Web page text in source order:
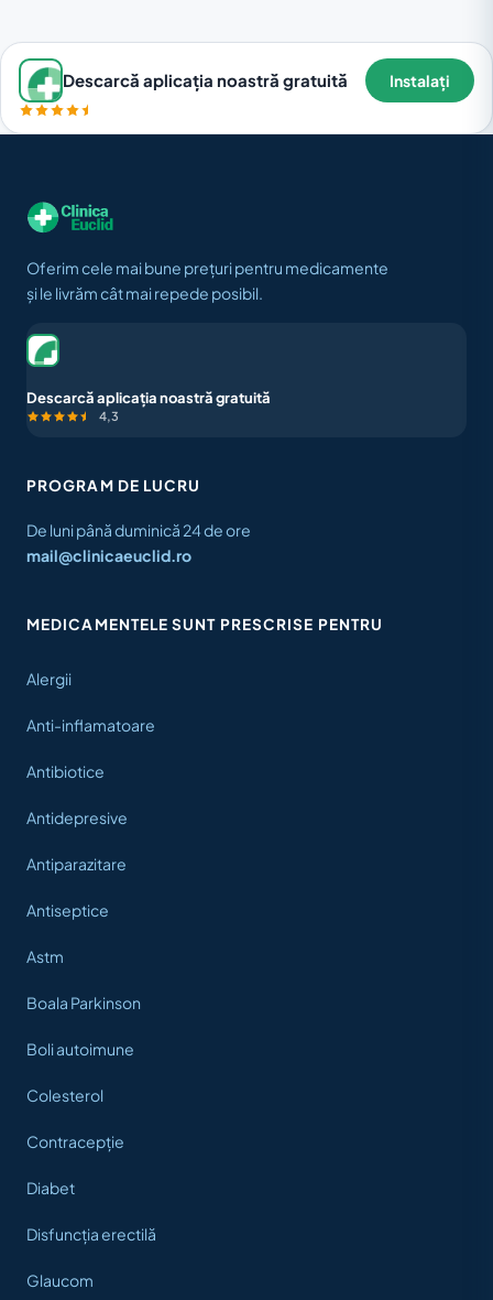
Descarcă aplicația noastră gratuită Instalați
Oferim cele mai bune prețuri pentru medicamente
și le livrăm cât mai repede posibil.
Descarcă aplicația noastră gratuită
4,3
PROGRAM DE LUCRU
De luni până duminică 24 de ore
mail@clinicaeuclid.ro
MEDICAMENTELE SUNT PRESCRISE PENTRU
Alergii
Anti-inflamatoare
Antibiotice
Antidepresive
Antiparazitare
Antiseptice
Astm
Boala Parkinson
Boli autoimune
Colesterol
Contracepție
Diabet
Disfuncția erectilă
Glaucom